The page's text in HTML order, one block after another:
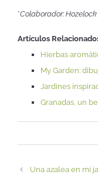
*Colaborador: Hozelock
Artículos
Hierbas
My Garden:
Jardines
Granadas, un
Una azalea en mi